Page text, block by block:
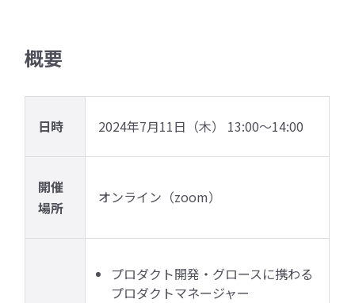
概要
日時 2024年7月11日（木） 13:00〜14:00
開催
場所
オンライン（zoom）
プロダクト開発・グロースに携わる
プロダクトマネージャー